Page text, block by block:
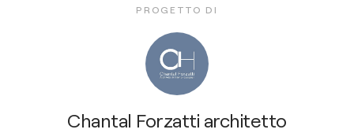
PROGETTO DI
Chantal Forzatti architetto